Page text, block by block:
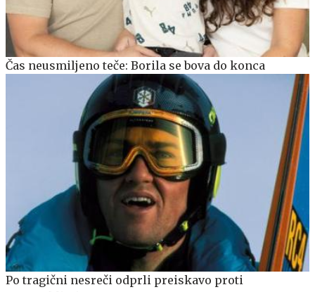
Čas neusmiljeno teče: Borila se bova do konca
Po tragični nesreči odprli preiskavo proti